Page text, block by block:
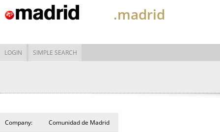
.madrid
LOGIN SIMPLE SEARCH
Company: Comunidad de Madrid